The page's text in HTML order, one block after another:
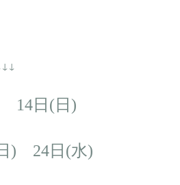
14日(日)
) 24日(水)